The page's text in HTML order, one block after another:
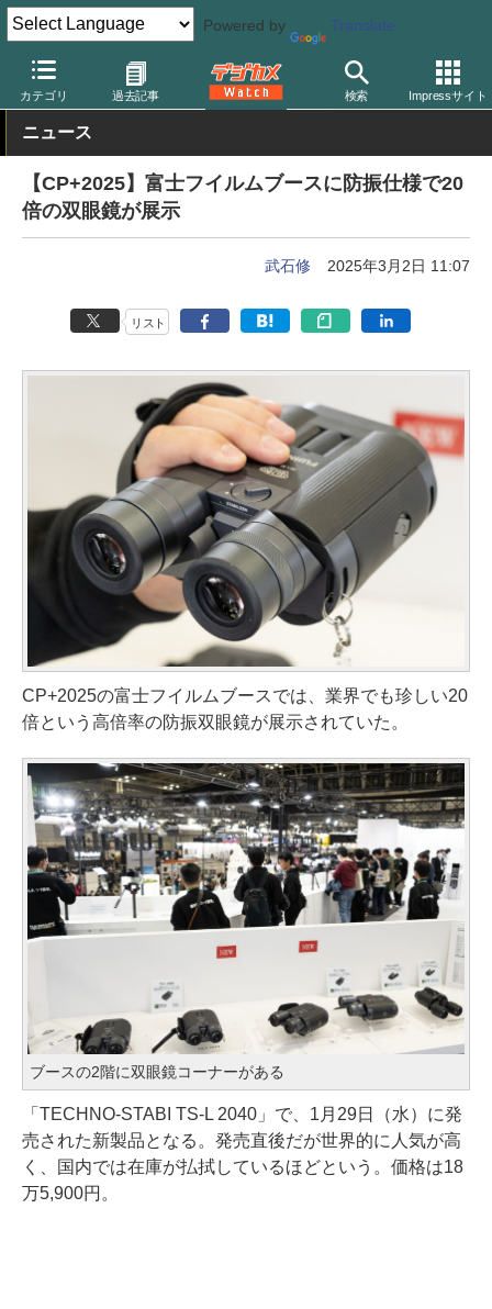
Powered by Translate
カテゴリ 過去記事 検索 Impressサイト
デジカメ Watch 撮影用品 双眼鏡/望遠鏡
ニュース
【CP+2025】富士フイルムブースに防振仕様で20
倍の双眼鏡が展示
武石修 2025年3月2日 11:07
リスト
CP+2025の富士フイルムブースでは、業界でも珍しい20
倍という高倍率の防振双眼鏡が展示されていた。
ブースの2階に双眼鏡コーナーがある
「TECHNO-STABI TS-L 2040」で、1月29日（水）に発
売された新製品となる。発売直後だが世界的に人気が高
く、国内では在庫が払拭しているほどという。価格は18
万5,900円。